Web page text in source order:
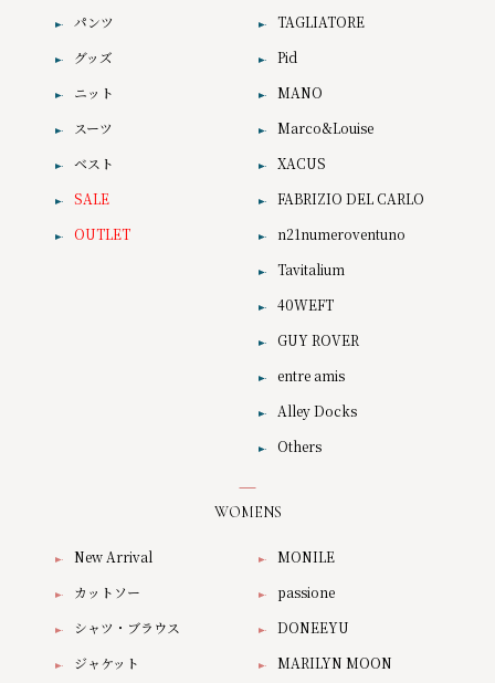
パンツ
グッズ
ニット
スーツ
ベスト
SALE
OUTLET
TAGLIATORE
Pid
MANO
Marco&Louise
XACUS
FABRIZIO DEL CARLO
n21numeroventuno
Tavitalium
40WEFT
GUY ROVER
entre amis
Alley Docks
Others
WOMENS
New Arrival
カットソー
シャツ・ブラウス
ジャケット
MONILE
passione
DONEEYU
MARILYN MOON